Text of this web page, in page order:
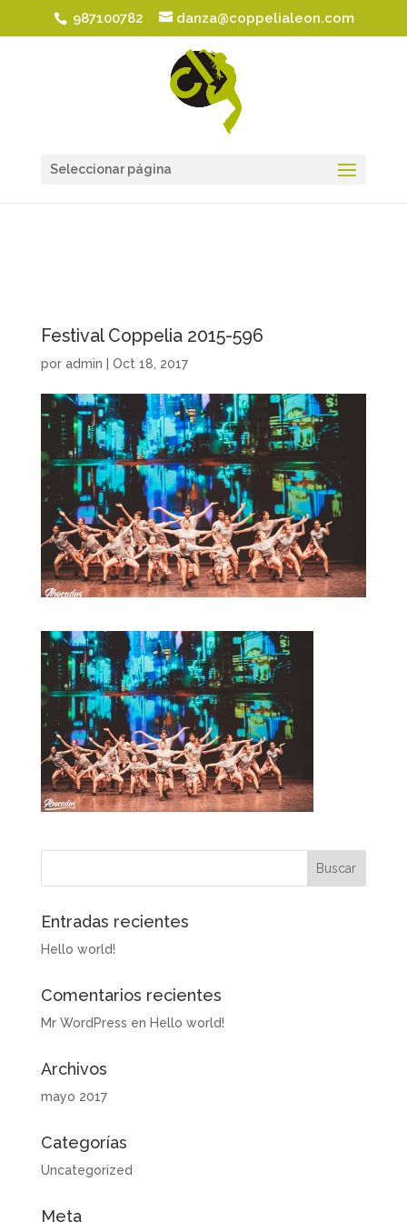
987100782 danza@coppelialeon.com
Seleccionar página
Festival Coppelia 2015-596
por admin Oct 18, 2017
Entradas recientes
Hello world!
Comentarios recientes
Mr WordPress en Hello world!
Archivos
mayo 2017
Categorías
Uncategorized
Meta